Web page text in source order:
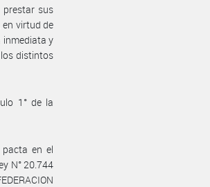
prestar sus
virtud de
inmediata y
distintos
1° de la
en el
N° 20.744